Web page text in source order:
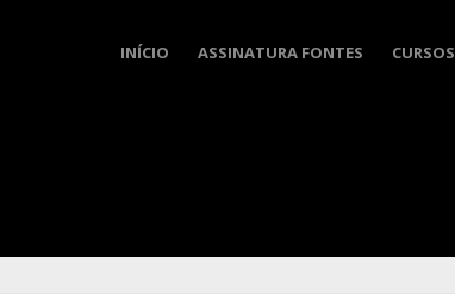
INÍCIO ASSINATURA FONTES CURSOS